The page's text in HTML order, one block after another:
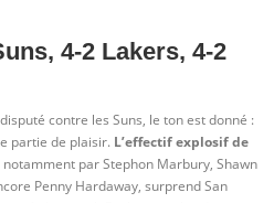
4-2 Lakers, 4-2
contre les Suns, le ton est donné :
partie de plaisir. L’effectif explosif de
notamment par Stephon Marbury, Shawn
Penny Hardaway, surprend San